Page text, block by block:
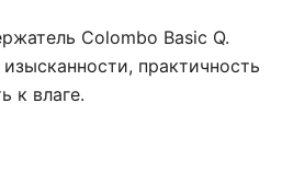
Colombo Basic Q.
практичность
к влаге.